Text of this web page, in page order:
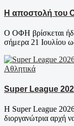
Η αποστολή του
Ο ΟΦΗ βρίσκεται
σήμερα 21 Ιουλίου
Αθλητικά
Super League
Η Super League
διοργανώτρια αρχή